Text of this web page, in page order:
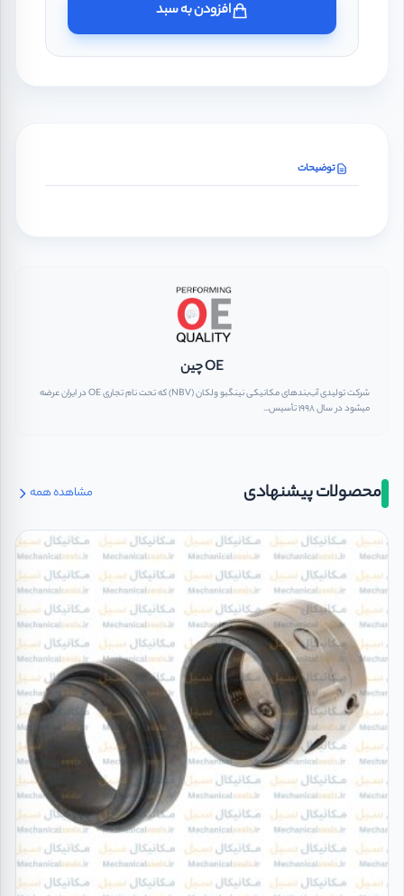
افزودن به سبد
توضیحات
OE چین
شرکت تولیدی آب‌بندهای مکانیکی نینگبو ولکان (NBV) که تحت نام تجاری OE در ایران عرضه
میشود در سال ۱۹۹۸ تأسیس...
محصولات پیشنهادی مشاهده همه